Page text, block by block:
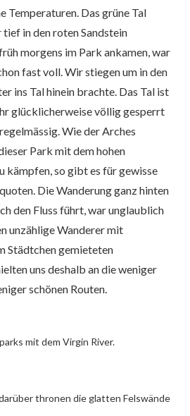
Temperaturen. Das grüne Tal
in den roten Sandstein
morgens im Park ankamen, war
fast voll. Wir stiegen um in den
ins Tal hinein brachte. Das Tal ist
glücklicherweise völlig gesperrt
Wie der Arches
Park mit dem hohen
kämpfen, so gibt es für gewisse
Die Wanderung ganz hinten
den Fluss führt, war unglaublich
unzählige Wanderer mit
Städtchen gemieteten
uns deshalb an die weniger
schönen Routen.
mit dem Virgin River.
thronen die glatten Felswände